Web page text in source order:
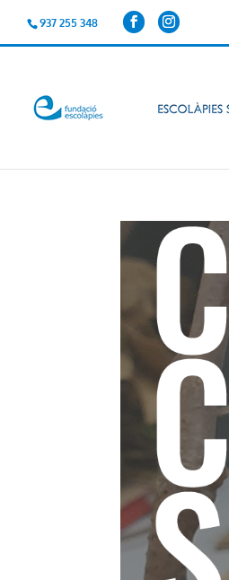
937 255 348